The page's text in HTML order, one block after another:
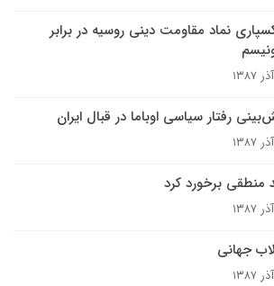
نماد مقاومت دينى روسيه در برابر
رفتار سياسى اوباما در قبال ايران
منطقی برخورد کرد
جهانى